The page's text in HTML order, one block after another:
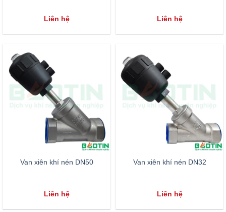
Liên hệ Liên hệ
Van xiên khí nén DN50
Liên hệ
Van xiên khí nén DN32
Liên hệ